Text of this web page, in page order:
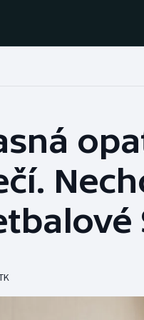
Baseball a softbal
Basketbal
Biatlon